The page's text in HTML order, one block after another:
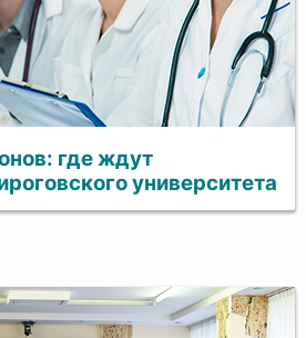
где ждут
университета